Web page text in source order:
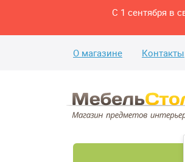
С 1 сентября в
О магазине Контакты